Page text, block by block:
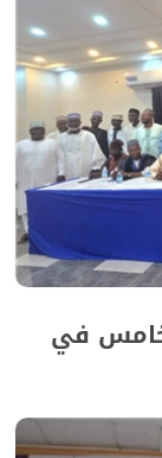
في